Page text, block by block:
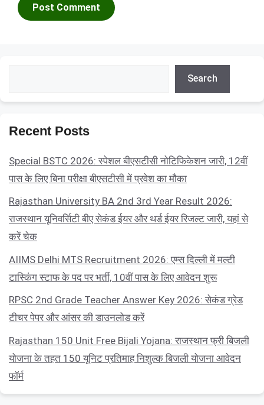
Search
Recent Posts
Special BSTC 2026: स्पेशल बीएसटीसी नोटिफिकेशन जारी, 12वीं
पास के लिए बिना परीक्षा बीएसटीसी में प्रवेश का मौका
Rajasthan University BA 2nd 3rd Year Result 2026:
राजस्थान यूनिवर्सिटी बीए सेकंड ईयर और थर्ड ईयर रिजल्ट जारी, यहां से
करें चेक
AIIMS Delhi MTS Recruitment 2026: एम्स दिल्ली में मल्टी
टास्किंग स्टाफ के पद पर भर्ती, 10वीं पास के लिए आवेदन शुरू
RPSC 2nd Grade Teacher Answer Key 2026: सेकंड ग्रेड
टीचर पेपर और आंसर की डाउनलोड करें
Rajasthan 150 Unit Free Bijali Yojana: राजस्थान फ्री बिजली
योजना के तहत 150 यूनिट प्रतिमाह निशुल्क बिजली योजना आवेदन
फॉर्म